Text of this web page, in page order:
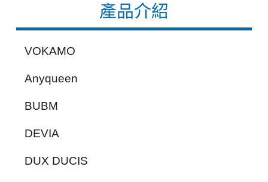
產品介紹
VOKAMO
Anyqueen
BUBM
DEVIA
DUX DUCIS